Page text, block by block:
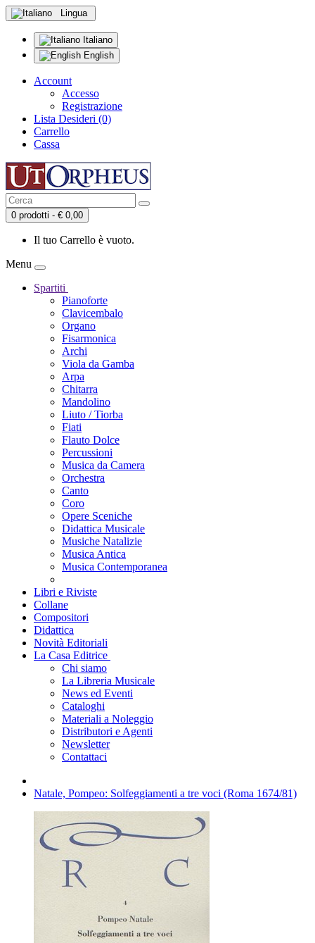
Lingua
Italiano
English
Account
Accesso
Registrazione
Lista Desideri (0)
Carrello
Cassa
0 prodotti - € 0,00
Il tuo Carrello è vuoto.
Menu
Spartiti
Pianoforte
Clavicembalo
Organo
Fisarmonica
Archi
Viola da Gamba
Arpa
Chitarra
Mandolino
Liuto / Tiorba
Fiati
Flauto Dolce
Percussioni
Musica da Camera
Orchestra
Canto
Coro
Opere Sceniche
Didattica Musicale
Musiche Natalizie
Musica Antica
Musica Contemporanea
Libri e Riviste
Collane
Compositori
Didattica
Novità Editoriali
La Casa Editrice
Chi siamo
La Libreria Musicale
News ed Eventi
Cataloghi
Materiali a Noleggio
Distributori e Agenti
Newsletter
Contattaci
Natale, Pompeo: Solfeggiamenti a tre voci (Roma 1674/81)